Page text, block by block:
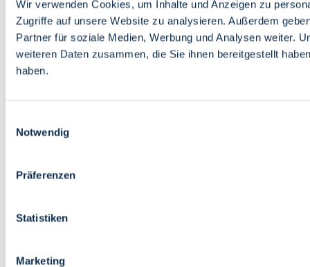
Wir verwenden Cookies, um Inhalte und Anzeigen zu
Zugriffe auf unsere Website zu analysieren. Außerdem
Partner für soziale Medien, Werbung und Analysen weiter.
weiteren Daten zusammen, die Sie ihnen bereitgestellt
haben.
Notwendig
Präferenzen
Statistiken
Marketing